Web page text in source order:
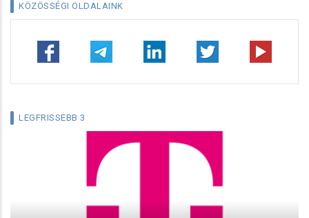
KÖZÖSSÉGI OLDALAINK
LEGFRISSEBB 3